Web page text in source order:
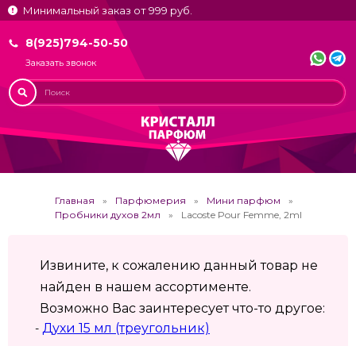
Минимальный заказ от 999 руб.
8(925)794-50-50
Заказать звонок
Главная Парфюмерия
Мини парфюм
Пробники духов 2мл
Lacoste Pour Femme, 2ml
Извините, к сожалению данный товар не
найден в нашем ассортименте.
Возможно Вас заинтересует что-то другое:
- Духи 15 мл (треугольник)